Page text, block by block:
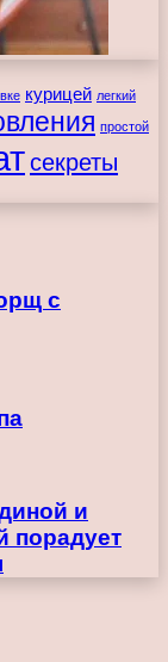
курицей легкий
простой
секреты
с
и
порадует